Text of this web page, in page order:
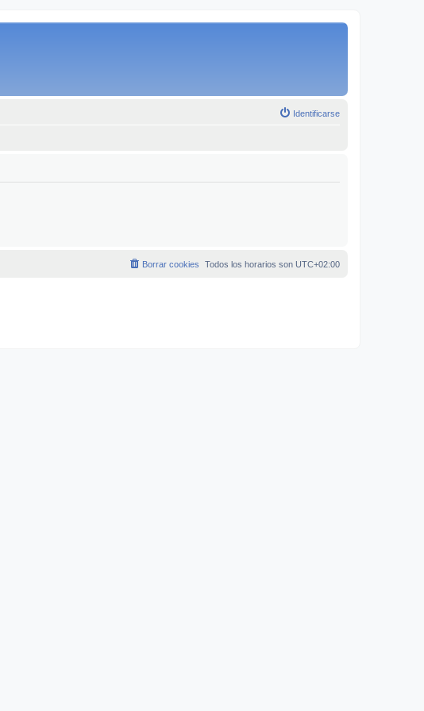
Identificarse
Todos los horarios son UTC+02:00
Borrar cookies